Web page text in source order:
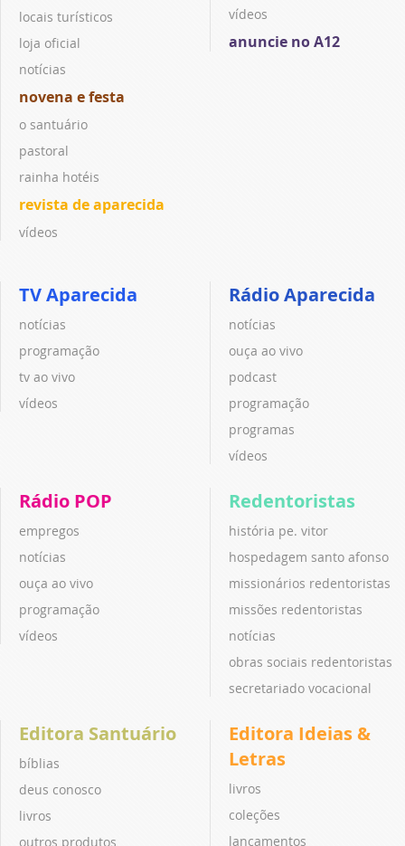
locais turísticos
loja oficial
notícias
novena e festa
o santuário
pastoral
rainha hotéis
revista de aparecida
vídeos
vídeos
anuncie no A12
TV Aparecida
notícias
programação
tv ao vivo
vídeos
Rádio Aparecida
notícias
ouça ao vivo
podcast
programação
programas
vídeos
Rádio POP
empregos
notícias
ouça ao vivo
programação
vídeos
Redentoristas
história pe. vitor
hospedagem santo afonso
missionários redentoristas
missões redentoristas
notícias
obras sociais redentoristas
secretariado vocacional
Editora Santuário
bíblias
deus conosco
livros
outros produtos
Editora Ideias &
Letras
livros
coleções
lançamentos